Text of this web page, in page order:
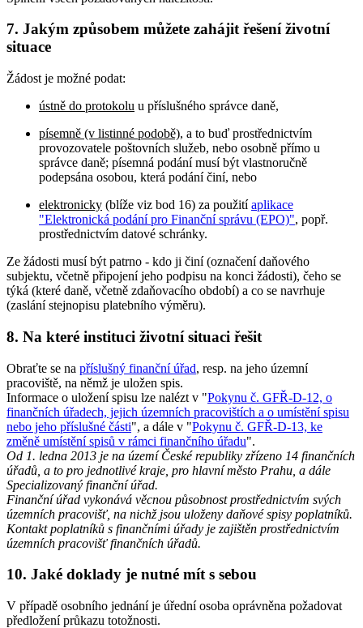
7. Jakým způsobem můžete zahájit řešení životní
situace
Žádost je možné podat:
ústně do protokolu u příslušného správce daně,
písemně (v listinné podobě), a to buď prostřednictvím
provozovatele poštovních služeb, nebo osobně přímo u
správce daně; písemná podání musí být vlastnoručně
podepsána osobou, která podání činí, nebo
elektronicky (blíže viz bod 16) za použitíaplikace
"Elektronická podání pro Finanční správu (EPO)", popř.
prostřednictvím datové schránky.
Ze žádosti musí být patrno - kdo ji činí (označení daňového
subjektu, včetně připojení jeho podpisu na konci žádosti), čeho se
týká (které daně, včetně zdaňovacího období) a co se navrhuje
(zaslání stejnopisu platebního výměru).
8. Na které instituci životní situaci řešit
Obraťte se na příslušný finanční úřad, resp. na jeho územní
pracoviště, na němž je uložen spis.
Informace o uložení spisu lze nalézt v "Pokynu č. GFŘ-D-12, o
finančních úřadech, jejich územních pracovištích a o umístění spisu
nebo jeho příslušné části", a dále v "Pokynu č. GFŘ-D-13, ke
změně umístění spisů v rámci finančního úřadu".
Od 1. ledna 2013 je na území České republiky zřízeno 14 finančních
úřadů, a to pro jednotlivé kraje, pro hlavní město Prahu, a dále
Specializovaný finanční úřad.
Finanční úřad vykonává věcnou působnost prostřednictvím svých
územních pracovišť, na nichž jsou uloženy daňové spisy poplatníků.
Kontakt poplatníků s finančními úřady je zajištěn prostřednictvím
územních pracovišť finančních úřadů.
10. Jaké doklady je nutné mít s sebou
V případě osobního jednání je úřední osoba oprávněna požadovat
předložení průkazu totožnosti.